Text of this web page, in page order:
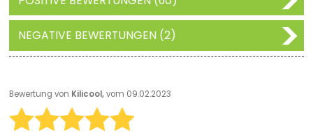
NEGATIVE BEWERTUNGEN (2)
Bewertung von Kilicool,vom 09.02.2023